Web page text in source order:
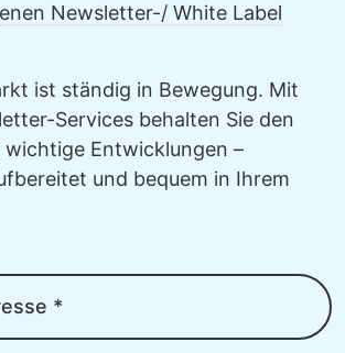
Newsletter-/ White Label
ist ständig in Bewegung. Mit
Services behalten Sie den
wichtige Entwicklungen –
und bequem in Ihrem
*